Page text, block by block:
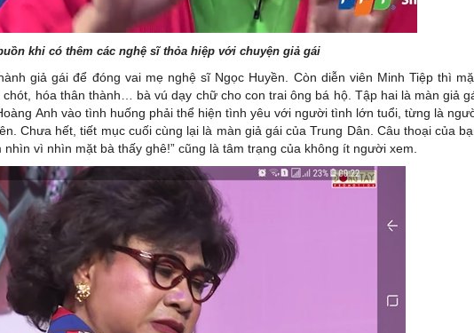
khi có thêm các nghệ sĩ thỏa hiệp với chuyện giả gái
giả gái để đóng vai mẹ nghệ sĩ Ngọc Huyền. Còn diễn viên Minh Tiệp thì
hóa thân thành… bà vú dạy chữ cho con trai ông bá hộ. Tập hai là màn giả
Anh vào tình huống phải thể hiện tình yêu với người tình lớn tuổi, từng là
Chưa hết, tiết mục cuối cùng lại là màn giả gái của Trung Dân. Câu thoại của
vì nhìn mặt bà thấy ghê!” cũng là tâm trạng của không ít người xem.